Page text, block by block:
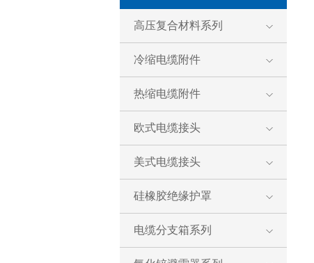
高压复合材料系列
冷缩电缆附件
热缩电缆附件
欧式电缆接头
美式电缆接头
硅橡胶绝缘护罩
电缆分支箱系列